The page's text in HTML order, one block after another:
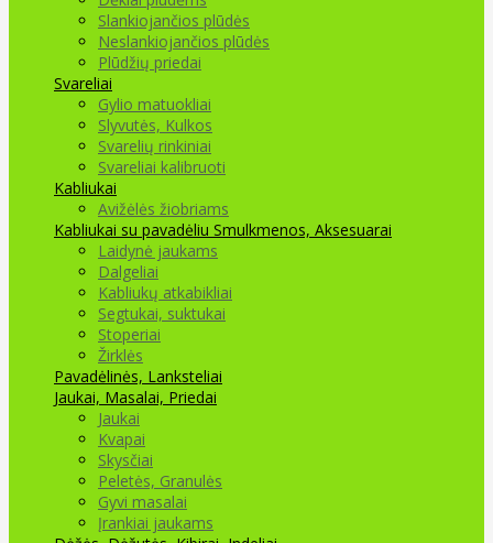
Slankiojančios plūdės
Neslankiojančios plūdės
Plūdžių priedai
Svareliai
Gylio matuokliai
Slyvutės, Kulkos
Svarelių rinkiniai
Svareliai kalibruoti
Kabliukai
Avižėlės žiobriams
Kabliukai su pavadėliu Smulkmenos, Aksesuarai
Laidynė jaukams
Dalgeliai
Kabliukų atkabikliai
Segtukai, suktukai
Stoperiai
Žirklės
Pavadėlinės, Lanksteliai
Jaukai, Masalai, Priedai
Jaukai
Kvapai
Skysčiai
Peletės, Granulės
Gyvi masalai
Įrankiai jaukams